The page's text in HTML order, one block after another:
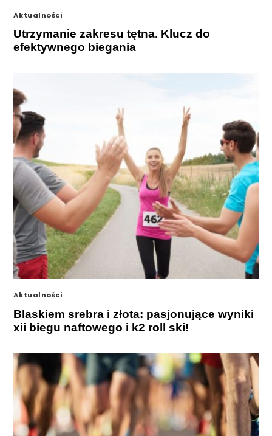
Aktualności
Utrzymanie zakresu tętna. Klucz do
efektywnego biegania
Aktualności
Blaskiem srebra i złota: pasjonujące wyniki
xii biegu naftowego i k2 roll ski!